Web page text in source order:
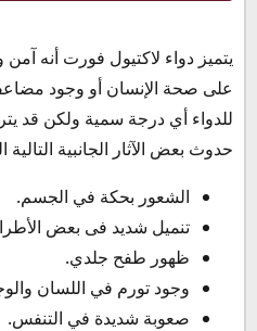
يتميز دواء لاكتيول فورت أنه
على صحة الإنسان أو وجود
للدواء أي درجة سمية ولكن قد
حدوث بعض الآثار الجانبية
الشعور بحكة في الجسم.
تنميل شديد فى بعض
ظهور طفح جلدي.
وجود تورم في اللسان
صعوبة شديدة في التنفس.